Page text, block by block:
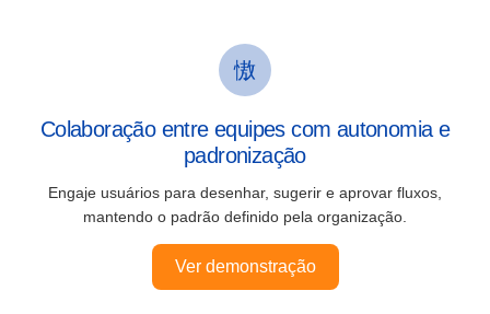
Colaboração entre equipes com autonomia e
padronização
Engaje usuários para desenhar, sugerir e aprovar fluxos,
mantendo o padrão definido pela organização.
Ver demonstração